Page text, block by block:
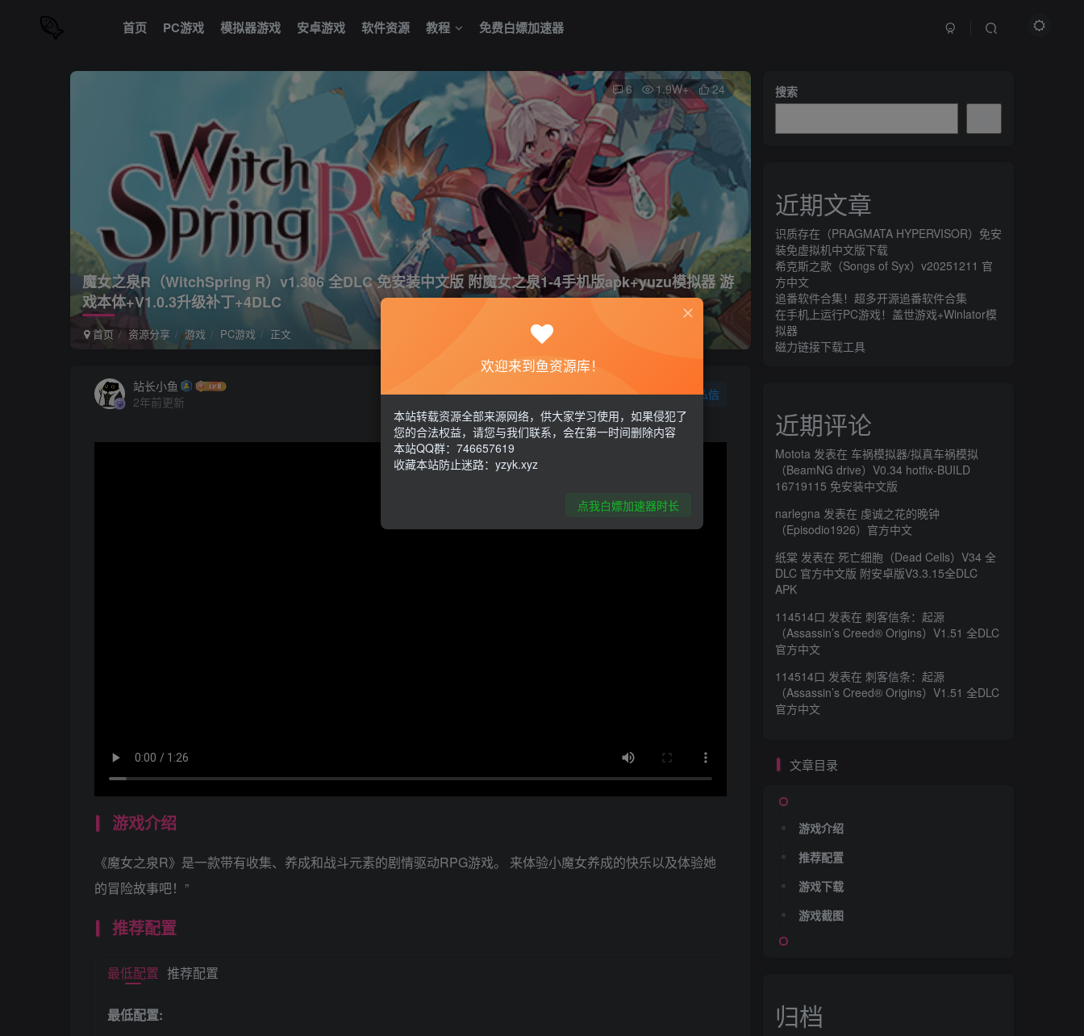
首页 PC游戏 模拟器游戏 安卓游戏 软件资源 教程 免费白嫖加速器
魔女之泉R（WitchSpring R）v1.306 全DLC 免安装中文版 附魔女之泉1-4手机版apk+yuzu模拟器 游
戏本体+V1.0.3升级补丁+4DLC
首页 资源分享 游戏 PC游戏 正文
6 1.9W+ 24
站长小鱼
2年前更新
关注 私信
游戏介绍
《魔女之泉R》是一款带有收集、养成和战斗元素的剧情驱动RPG游戏。 来体验小魔女养成的快乐以及体验她
的冒险故事吧！”
推荐配置
最低配置 推荐配置
最低配置:
游戏下载
游戏截图
搜索
近期文章
识质存在（PRAGMATA HYPERVISOR）免安
装免虚拟机中文版下载
希克斯之歌（Songs of Syx）v20251211 官
方中文
追番软件合集！超多开源追番软件合集
在手机上运行PC游戏！盖世游戏+Winlator模
拟器
磁力链接下载工具
近期评论
Motota 发表在 车祸模拟器/拟真车祸模拟
（BeamNG drive）V0.34 hotfix-BUILD
16719115 免安装中文版
narlegna 发表在 虔诚之花的晚钟
（Episodio1926）官方中文
纸棠 发表在 死亡细胞（Dead Cells）V34 全
DLC 官方中文版 附安卓版V3.3.15全DLC
APK
114514口 发表在 刺客信条：起源
（Assassin’s Creed® Origins）V1.51 全DLC
官方中文
114514口 发表在 刺客信条：起源
（Assassin’s Creed® Origins）V1.51 全DLC
官方中文
文章目录
游戏介绍
推荐配置
游戏下载
游戏截图
归档
欢迎来到鱼资源库！
本站转载资源全部来源网络，供大家学习使用，如果侵犯了
您的合法权益，请您与我们联系，会在第一时间删除内容
本站QQ群：746657619
收藏本站防止迷路：yzyk.xyz
点我白嫖加速器时长